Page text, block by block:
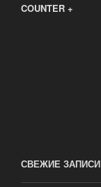
COUNTER +
СВЕЖИЕ ЗАПИСИ